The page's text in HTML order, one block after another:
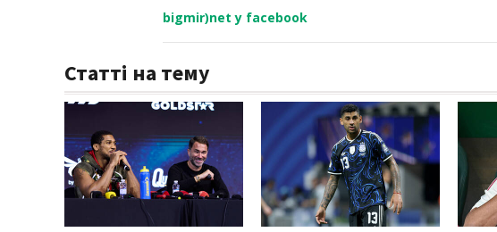
bigmir)net у facebook
Статті на тему